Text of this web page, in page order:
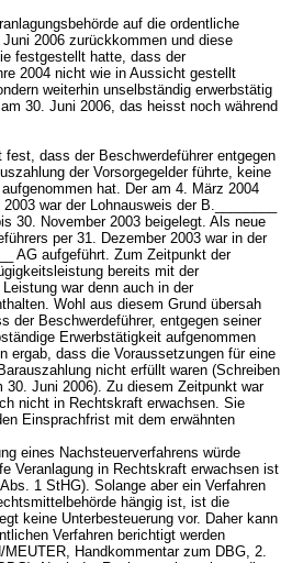
auf die ordentliche
2006 zurückkommen und diese
festgestellt hatte, dass der
2004 nicht wie in Aussicht gestellt
weiterhin unselbständig erwerbstätig
30. Juni 2006, das heisst noch während
dass der Beschwerdeführer entgegen
der Vorsorgegelder führte, keine
hat. Der am 4. März 2004
war der Lohnausweis der B.________
30. November 2003 beigelegt. Als neue
per 31. Dezember 2003 war in der
AG aufgeführt. Zum Zeitpunkt der
bereits mit der
war denn auch in der
Wohl aus diesem Grund übersah
der Beschwerdeführer, entgegen seiner
Erwerbstätigkeit aufgenommen
ergab, dass die Voraussetzungen für eine
nicht erfüllt waren (Schreiben
30. Juni 2006). Zu diesem Zeitpunkt war
nicht in Rechtskraft erwachsen. Sie
Einsprachfrist mit dem erwähnten
eines Nachsteuerverfahrens würde
Veranlagung in Rechtskraft erwachsen ist
1 StHG). Solange aber ein Verfahren
hängig ist, ist die
keine Unterbesteuerung vor. Daher kann
Verfahren berichtigt werden
Handkommentar zum DBG, 2.